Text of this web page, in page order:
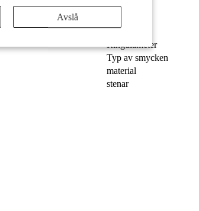
Avslå
Bredd
Målgrupp
Ringdiameter
Typ av smycken
material
stenar